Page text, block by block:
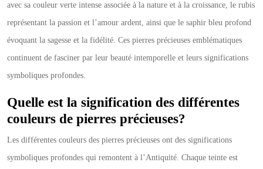
avec sa couleur verte intense associée à la nature et à la croissance, le rubis
représentant la passion et l’amour ardent, ainsi que le saphir bleu profond
évoquant la sagesse et la fidélité. Ces pierres précieuses emblématiques
continuent de fasciner par leur beauté intemporelle et leurs significations
symboliques profondes.
Quelle est la signification des différentes
couleurs de pierres précieuses?
Les différentes couleurs des pierres précieuses ont des significations
symboliques profondes qui remontent à l’Antiquité. Chaque teinte est